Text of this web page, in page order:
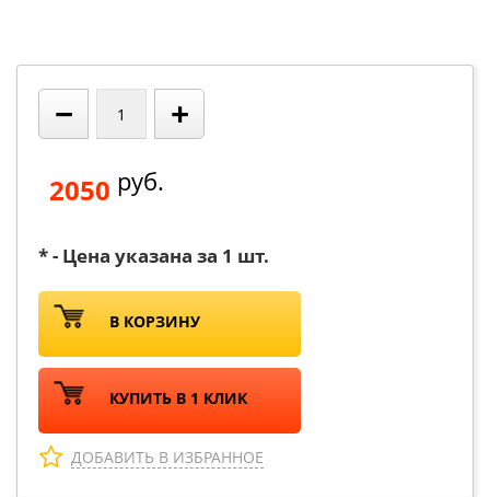
− +
2050 руб.
* - Цена указана за 1 шт.
В КОРЗИНУ
КУПИТЬ В 1 КЛИК
ДОБАВИТЬ В ИЗБРАННОЕ